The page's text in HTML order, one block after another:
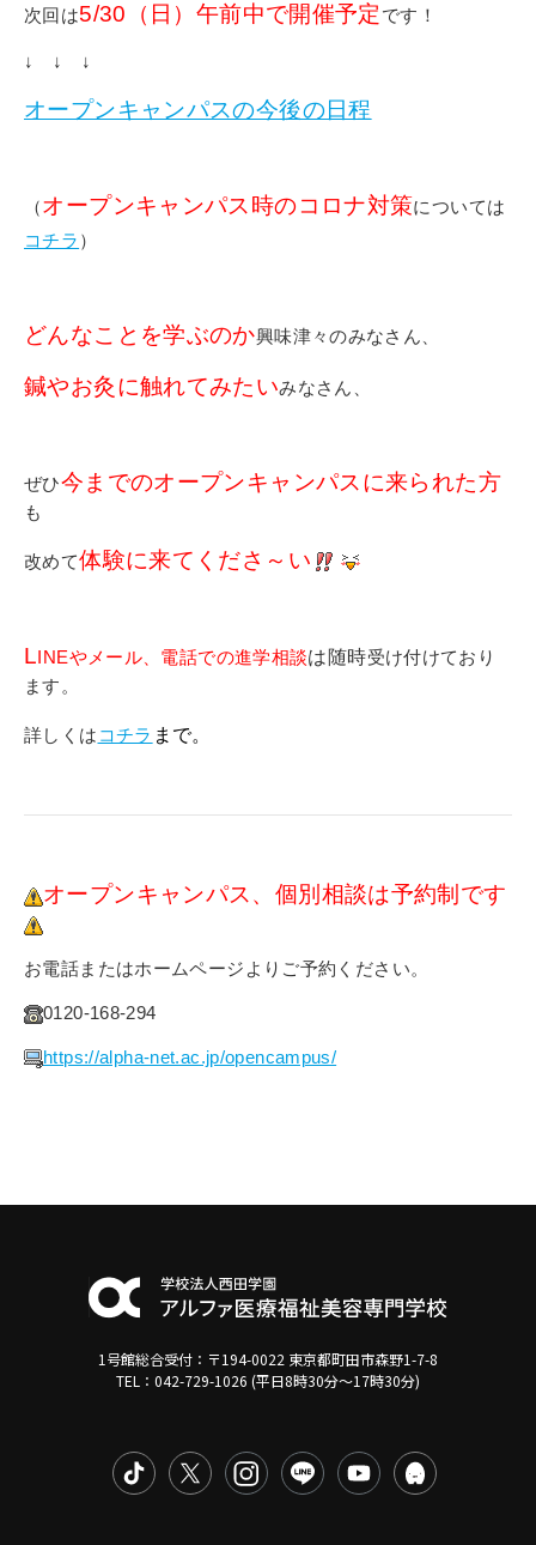
次回は5/30（日）午前中で開催予定 です！
↓ ↓ ↓
オープンキャンパスの今後の日程
（オープンキャンパス時のコロナ対策については
コチラ ）
どんなことを学ぶのか興味津々のみなさん、
鍼やお灸に触れてみたいみなさん、
ぜひ今までのオープンキャンパスに来られた方
も
改めて体験に来てくださ～い
LINEやメール、電話での進学相談は随時受け付けており
ます。
詳しくは コチラ まで。
オープンキャンパス、個別相談は予約制です
お電話またはホームページよりご予約ください。
0120-168-294
https://alpha-net.ac.jp/opencampus/
1号館総合受付：〒194-0022 東京都町田市森野1-7-8
TEL：042-729-1026 (平日8時30分〜17時30分)